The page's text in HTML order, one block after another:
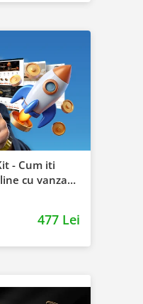
- Cum iti
cu vanzari
477 Lei